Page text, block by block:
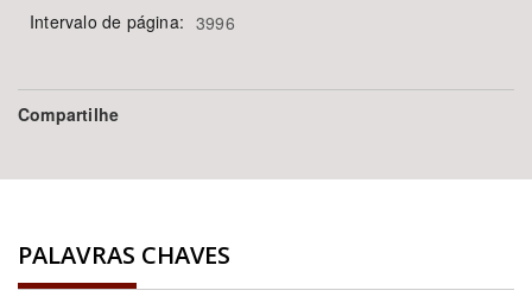
Intervalo de página: 3996
Compartilhe
PALAVRAS CHAVES